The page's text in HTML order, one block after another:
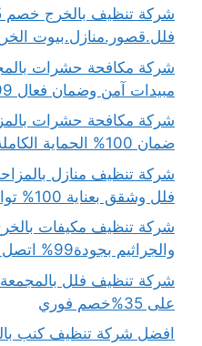
فلل.قصور.منازل.بيوت
مبيدات آمن وضمان فعال 99% تواصل الان
ضمان 100% الحماية الكاملة لمنزلك
فلل وشقق بعناية 100% تواصل بنا الان
والجراثيم بجودة99% اتصل بنا الان
على 35%خصم فوري